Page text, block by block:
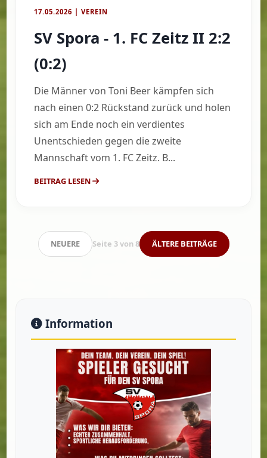
17.05.2026 | VEREIN
SV Spora - 1. FC Zeitz II 2:2
(0:2)
Die Männer von Toni Beer kämpfen sich
nach einen 0:2 Rückstand zurück und holen
sich am Ende noch ein verdientes
Unentschieden gegen die zweite
Mannschaft vom 1. FC Zeitz. B...
BEITRAG LESEN
NEUERE Seite 3 von 8 ÄLTERE BEITRÄGE
Information